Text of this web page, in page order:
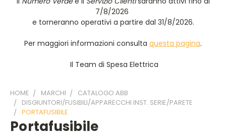
7/8/2026
e torneranno operativi a partire dal 31/8/2026.
Per maggiori informazioni consulta questa pagina.
Il Team di Spesa Elettrica
HOME MARCHI
CATALOGO ABB
DISGIUNTORI/FUSIBILI/APPARECCHI INST. SERIE/PARETE
PORTAFUSIBILE
Portafusibile